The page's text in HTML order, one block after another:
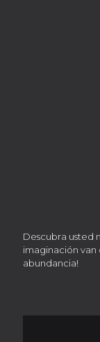
Descubra usted
imaginación van
abundancia!